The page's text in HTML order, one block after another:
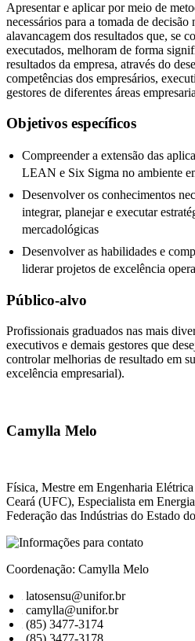
Apresentar e aplicar por meio de
necessários para a tomada de
alavancagem dos resultados que, se
executados, melhoram de forma
resultados da empresa, através do
competências dos empresários,
gestores de diferentes áreas
Objetivos específicos
Compreender a extensão das
LEAN e Six Sigma no ambiente
Desenvolver os conhecimentos
integrar, planejar e executar
mercadológicas
Desenvolver as habilidades e
liderar projetos de excelência
Público-alvo
Profissionais graduados nas mais
executivos e demais gestores que
controlar melhorias de resultado em
excelência empresarial).
Camylla Melo
Física, Mestre em Engenharia
Ceará (UFC), Especialista em
Federação das Indústrias do Estado
Coordenação: Camylla Melo
latosensu@unifor.br
camylla@unifor.br
(85) 3477-3174